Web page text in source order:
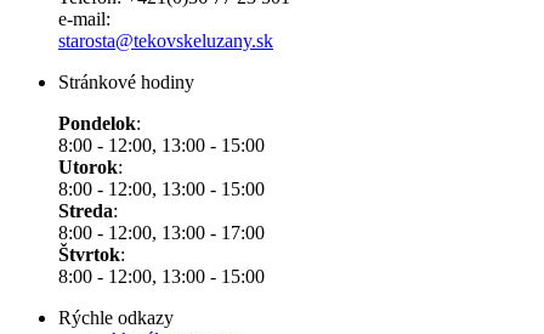
e-mail:
starosta@tekovskeluzany.sk
Stránkové hodiny
Pondelok:
8:00 - 12:00, 13:00 - 15:00
Utorok:
8:00 - 12:00, 13:00 - 15:00
Streda:
8:00 - 12:00, 13:00 - 17:00
Štvrtok:
8:00 - 12:00, 13:00 - 15:00
Rýchle odkazy